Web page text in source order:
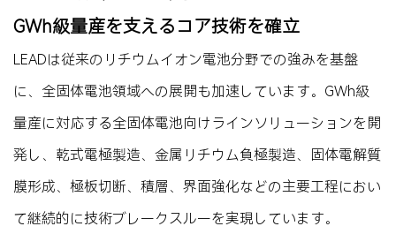
GWh級量産を支えるコア技術を確立
LEADは従来のリチウムイオン電池分野での強みを基盤
に、全固体電池領域への展開も加速しています。GWh級
量産に対応する全固体電池向けラインソリューションを開
発し、乾式電極製造、金属リチウム負極製造、固体電解質
膜形成、極板切断、積層、界面強化などの主要工程におい
て継続的に技術ブレークスルーを実現しています。